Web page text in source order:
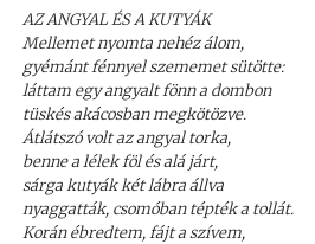
AZ ANGYAL ÉS A KUTYÁK
Mellemet nyomta nehéz álom,
gyémánt fénnyel szememet sütötte:
láttam egy angyalt fönn a dombon
tüskés akácosban megkötözve.
Átlátszó volt az angyal torka,
benne a lélek föl és alá járt,
sárga kutyák két lábra állva
nyaggatták, csomóban tépték a tollát.
Korán ébredtem, fájt a szívem,